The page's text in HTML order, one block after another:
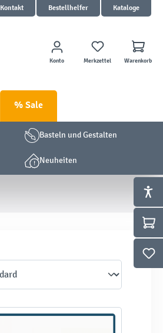
Kontakt Bestellhelfer Kataloge
Konto Merkzettel Warenkorb
% Sale
Basteln und Gestalten
Neuheiten